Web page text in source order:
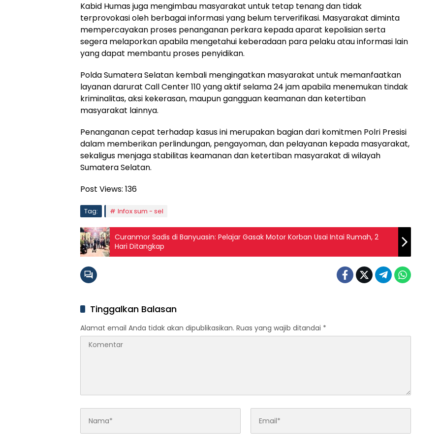
Kabid Humas juga mengimbau masyarakat untuk tetap tenang dan tidak
terprovokasi oleh berbagai informasi yang belum terverifikasi. Masyarakat diminta
mempercayakan proses penanganan perkara kepada aparat kepolisian serta
segera melaporkan apabila mengetahui keberadaan para pelaku atau informasi lain
yang dapat membantu proses penyidikan.
Polda Sumatera Selatan kembali mengingatkan masyarakat untuk memanfaatkan
layanan darurat Call Center 110 yang aktif selama 24 jam apabila menemukan tindak
kriminalitas, aksi kekerasan, maupun gangguan keamanan dan ketertiban
masyarakat lainnya.
Penanganan cepat terhadap kasus ini merupakan bagian dari komitmen Polri Presisi
dalam memberikan perlindungan, pengayoman, dan pelayanan kepada masyarakat,
sekaligus menjaga stabilitas keamanan dan ketertiban masyarakat di wilayah
Sumatera Selatan.
Post Views: 136
Tag: Infox sum - sel
Curanmor Sadis di Banyuasin: Pelajar Gasak Motor Korban Usai Intai Rumah, 2
Hari Ditangkap
Tinggalkan Balasan
Alamat email Anda tidak akan dipublikasikan. Ruas yang wajib ditandai *